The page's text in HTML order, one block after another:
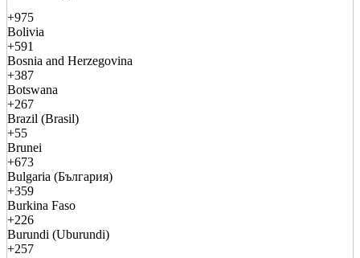
+975
Bolivia
+591
Bosnia and Herzegovina
+387
Botswana
+267
Brazil (Brasil)
+55
Brunei
+673
Bulgaria (България)
+359
Burkina Faso
+226
Burundi (Uburundi)
+257